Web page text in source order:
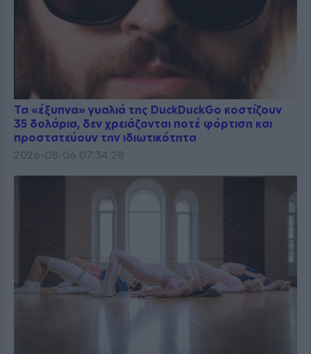
Τα «έξυπνα» γυαλιά της DuckDuckGo κοστίζουν
35 δολάρια, δεν χρειάζονται ποτέ φόρτιση και
προστατεύουν την ιδιωτικότητα
2026-08-06 07:34:28